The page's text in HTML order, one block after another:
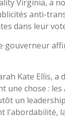
Virginia, a
anti-
dans leur
gouverneur
Kate Ellis,
chose :
un
l'abordabilité,